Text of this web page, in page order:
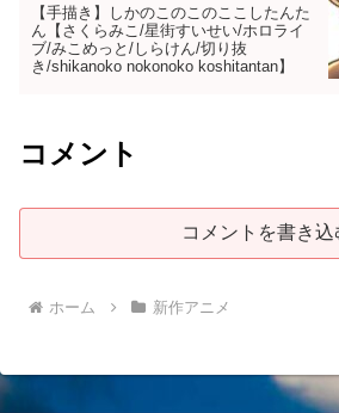
【手描き】しかのこのこのここしたんた
ん【さくらみこ/星街すいせい/ホロライ
ブ/みこめっと/しらけん/切り抜
き/shikanoko nokonoko koshitantan】
コメント
コメントを書き込
ホーム 新作アニメ